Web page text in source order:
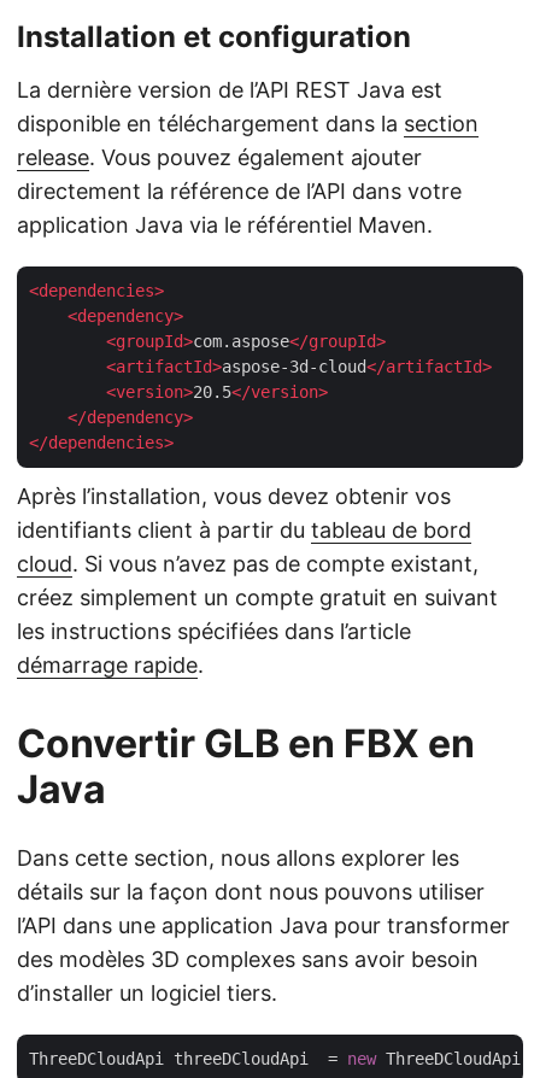
Installation et configuration
La dernière version de l’API REST Java est
disponible en téléchargement dans la section
release. Vous pouvez également ajouter
directement la référence de l’API dans votre
application Java via le référentiel Maven.
<dependencies>
<dependency>
<groupId>com.aspose</groupId>
<artifactId>aspose-3d-cloud</artifactId>
<version>20.5</version>
</dependency>
</dependencies>
Après l’installation, vous devez obtenir vos
identifiants client à partir du tableau de bord
cloud. Si vous n’avez pas de compte existant,
créez simplement un compte gratuit en suivant
les instructions spécifiées dans l’article
démarrage rapide.
Convertir GLB en FBX en
Java
Dans cette section, nous allons explorer les
détails sur la façon dont nous pouvons utiliser
l’API dans une application Java pour transformer
des modèles 3D complexes sans avoir besoin
d’installer un logiciel tiers.
ThreeDCloudApi threeDCloudApi  = new ThreeDCloudApi(